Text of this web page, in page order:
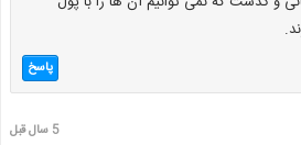
پاسخ
5 سال قبل